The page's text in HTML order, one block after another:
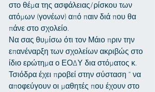
στο θέμα της ασφάλειας/ρίσκου των
ατόμων (γονέων) από παιν διά που θα
πάνε στο σχολείο.
Να σας θυμίσω ότι τον Μάιο πριν την
επανέναρξη των σχολείων ακριβώς στο
ίδιο ερώτημα ο ΕΟΔΥ δια στόματος κ.
Τσιόδρα έχει προβεί στην σύσταση " να
αποφεύγουν οι μαθητές που έχουν στο